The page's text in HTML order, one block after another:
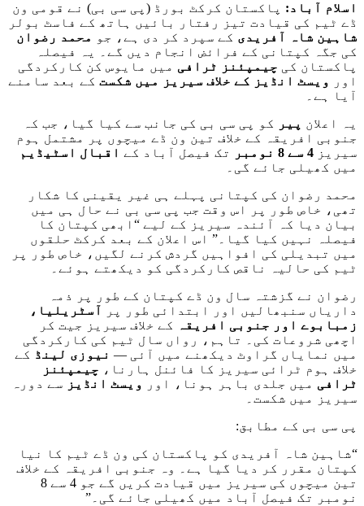
اسلام آباد: پاکستان کرکٹ بورڈ (پی سی بی) نے قومی ون
ڈے ٹیم کی قیادت تیز رفتار بائیں ہاتھ کے فاسٹ بولر
شاہین شاہ آفریدی کے سپرد کر دی ہے، جو محمد رضوان
کی جگہ کپتانی کے فرائض انجام دیں گے۔ یہ فیصلہ
پاکستان کی چیمپئنز ٹرافی میں مایوس کن کارکردگی
اور
ویسٹ انڈیز کے خلاف سیریز میں شکست کے بعد سامنے
آیا ہے۔
یہ اعلان پیر
کو پی سی بی کی جانب سے کیا گیا، جب کہ
جنوبی افریقہ کے خلاف تین ون ڈے میچوں پر مشتمل ہوم
سیریز 4 سے 8 نومبر تک فیصل آباد کے اقبال اسٹیڈیم
میں کھیلی جائے گی۔
محمد رضوان کی کپتانی پہلے ہی غیر یقینی کا شکار
تھی، خاص طور پر اس وقت جب پی سی بی نے حال ہی میں
بیان دیا کہ آئندہ سیریز کے لیے “ابھی کپتان کا
فیصلہ نہیں کیا گیا۔” اس اعلان کے بعد کرکٹ حلقوں
میں تبدیلی کی افواہیں گردش کرنے لگیں، خاص طور پر
ٹیم کی حالیہ ناقص کارکردگی کو دیکھتے ہوئے۔
رضوان نے گزشتہ سال ون ڈے کپتان کے طور پر ذمہ
داریاں سنبھالیں اور ابتدائی طور پر
آسٹریلیا،
زمبابوے اور جنوبی افریقہ کے خلاف سیریز جیت کر
اچھی شروعات کی۔ تاہم، رواں سال ٹیم کی کارکردگی
میں نمایاں گراوٹ دیکھنے میں آئی — نیوزی لینڈ کے
خلاف ہوم ٹرائی سیریز کا فائنل ہارنا، چیمپئنز
ٹرافی میں جلدی باہر ہونا، اور ویسٹ انڈیز سے دورہ
سیریز میں شکست۔
پی سی بی کے مطابق:
“شاہین شاہ آفریدی کو پاکستان کی ون ڈے ٹیم کا نیا
کپتان مقرر کر دیا گیا ہے۔ وہ جنوبی افریقہ کے خلاف
تین میچوں کی سیریز میں قیادت کریں گے جو 4 سے 8
نومبر تک فیصل آباد میں کھیلی جائے گی۔”